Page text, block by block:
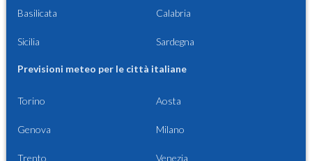
Basilicata Calabria
Sicilia Sardegna
Previsioni meteo per le città italiane
Torino Aosta
Genova Milano
Trento Venezia